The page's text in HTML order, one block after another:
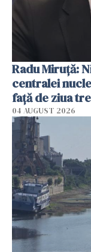
Radu Miruţă:
centralei
faţă de ziua
04 AUGUST 2026